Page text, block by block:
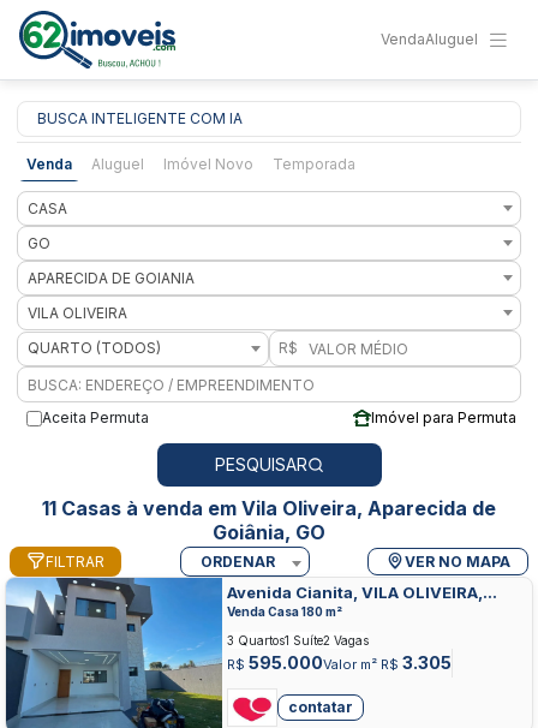
VendaAluguel
BUSCA INTELIGENTE COM IA
Venda Aluguel Imóvel Novo Temporada
CASA
GO
APARECIDA DE GOIANIA
VILA OLIVEIRA
QUARTO (TODOS)
R$
Aceita Permuta Imóvel para Permuta
PESQUISAR
11 Casas à venda em Vila Oliveira, Aparecida de
Goiânia, GO
FILTRAR ORDENAR VER NO MAPA
Avenida Cianita, VILA OLIVEIRA,
APARECIDA DE GOIANIA
Venda Casa 180 m²
R$ 595.000Valor m² R$ 3.305
3 Quartos1 Suíte2 Vagas
contatar